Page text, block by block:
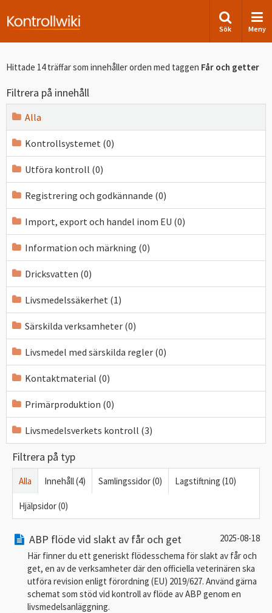
Sök Meny
Hittade 14 träffar som innehåller orden med taggen Får och getter
Filtrera på innehåll
Alla
Kontrollsystemet (0)
Utföra kontroll (0)
Registrering och godkännande (0)
Import, export och handel inom EU (0)
Information och märkning (0)
Dricksvatten (0)
Livsmedelssäkerhet (1)
Särskilda verksamheter (0)
Livsmedel med särskilda regler (0)
Kontaktmaterial (0)
Primärproduktion (0)
Livsmedelsverkets kontroll (3)
Filtrera på typ
Alla Innehåll (4) Samlingssidor (0) Lagstiftning (10)
Hjälpsidor (0)
ABP flöde vid slakt av får och get
2025-08-18
Här finner du ett generiskt flödesschema för slakt av får och
get, en av de verksamheter där den officiella veterinären ska
utföra revision enligt förordning (EU) 2019/627. Använd gärna
schemat som stöd vid kontroll av flöde av ABP genom en
livsmedelsanläggning.